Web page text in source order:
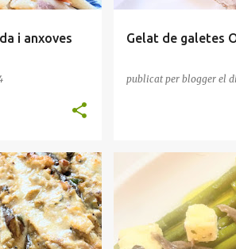
i anxoves Gelat de galetes
publicat per blogger el
ENTRANT